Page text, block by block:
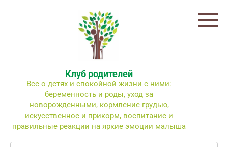
Клуб родителей
Все о детях и спокойной жизни с ними:
беременность и роды, уход за
новорожденными, кормление грудью,
искусственное и прикорм, воспитание и
правильные реакции на яркие эмоции малыша